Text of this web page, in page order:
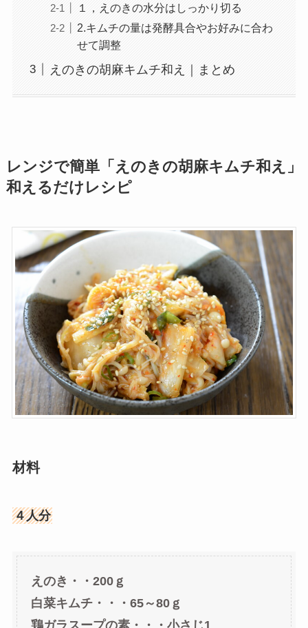
１，えのきの水分はしっかり切る
2.キムチの量は発酵具合やお好みに合わ
せて調整
えのきの胡麻キムチ和え｜まとめ
レンジで簡単「えのきの胡麻キムチ和え」
和えるだけレシピ
材料
４人分
えのき・・200ｇ
白菜キムチ・・・65～80ｇ
鶏ガラスープの素・・・小さじ1